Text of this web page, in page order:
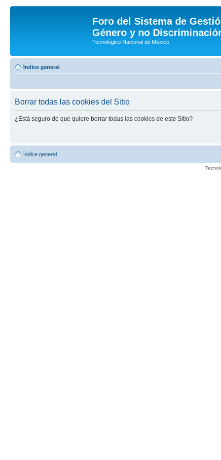
Foro del Sistema de
Género y no
Tecnológico Nacional de México
Índice general
Borrar todas las cookies del Sitio
¿Está seguro de que quiere borrar todas las cookies de este Sitio?
Índice general